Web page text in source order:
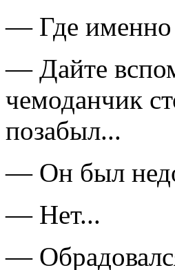
— Где именно
— Дайте
чемоданчик
позабыл...
— Он был
— Нет...
—